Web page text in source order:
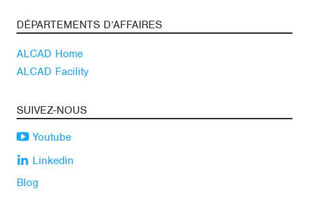
DÉPARTEMENTS D’AFFAIRES
ALCAD Home
ALCAD Facility
SUIVEZ-NOUS
Youtube
Linkedin
Blog